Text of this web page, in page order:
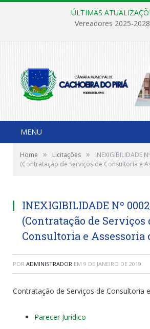
ÚLTIMAS
Vereadores 2025-2028
MENU
Home » Licitações »
INEXIGIBILIDADE
(Contratação de Serviços de Consultoria e
INEXIGIBILIDADE Nº
(Contratação de Serviços
Consultoria e Assessoria
POR ADMINISTRADOR EM 9 DE JANEIRO DE 2019
Contratação de Serviços de Consultoria
Parecer Jurídico